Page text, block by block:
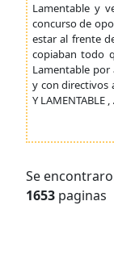
Lamentable y
concurso de
estar al frente
copiaban todo
Lamentable
y con directivos
Y LAMENTABLE ,
Se
1653 paginas